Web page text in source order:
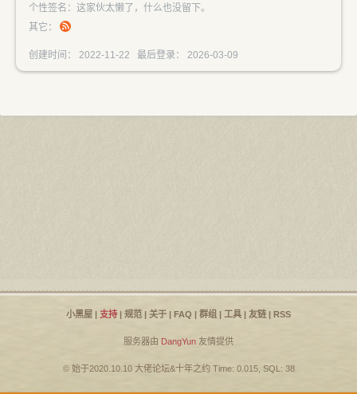
个性签名：这家伙太懒了，什么也没留下。
其它：
创建时间： 2022-11-22 最后登录： 2026-03-09
小黑屋 | 支持 | 规范 | 关于 | FAQ | 群组 | 工具 | 友链 | RSS
服务器由 DangYun 友情提供
© 始于2020.10.10 大佬论坛&十年之约Time: 0.015, SQL: 38